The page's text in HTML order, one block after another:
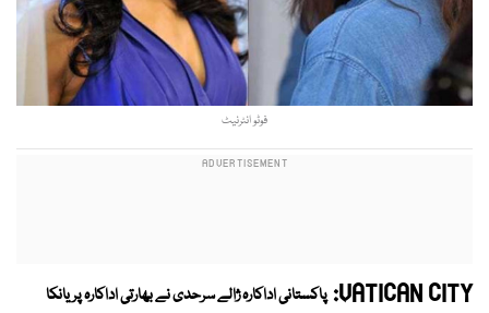
فوٹو انٹرنیٹ
VATICAN CITY: پاکستانی اداکارہ ژالے سرحدی نے بھارتی اداکارہ پریانکا